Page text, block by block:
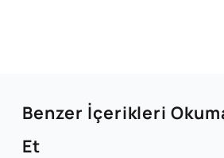
Benzer İçerikleri
Et